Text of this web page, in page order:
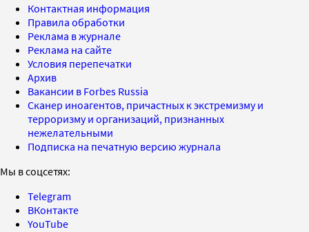
Контактная информация
Правила обработки
Реклама в журнале
Реклама на сайте
Условия перепечатки
Архив
Вакансии в Forbes Russia
Сканер иноагентов, причастных к экстремизму и
терроризму и организаций, признанных
нежелательными
Подписка на печатную версию журнала
Мы в соцсетях:
Telegram
ВКонтакте
YouTube